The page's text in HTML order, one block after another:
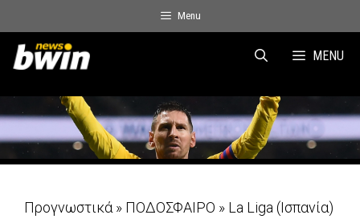
to
content
Menu
MENU
Προγνωστικά » ΠΟΔΟΣΦΑΙΡΟ » La Liga (Ισπανία)